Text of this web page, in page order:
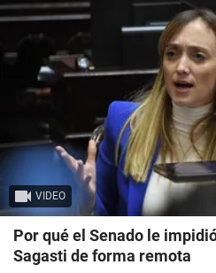
VIDEO
Por qué el Senado le
Sagasti de forma remota